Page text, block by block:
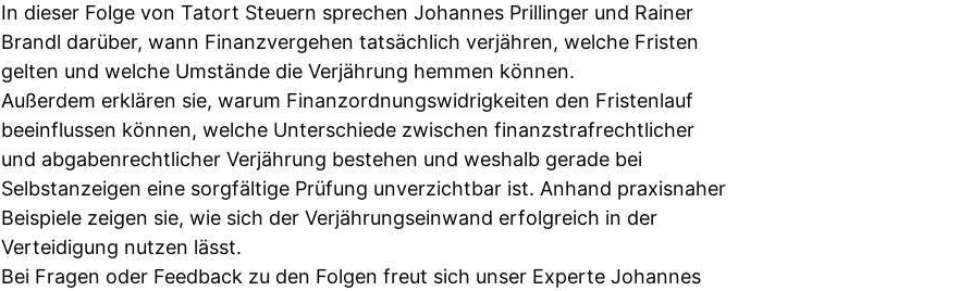
In dieser Folge von Tatort Steuern sprechen Johannes Prillinger und Rainer
Brandl darüber, wann Finanzvergehen tatsächlich verjähren, welche Fristen
gelten und welche Umstände die Verjährung hemmen können.
Außerdem erklären sie, warum Finanzordnungswidrigkeiten den Fristenlauf
beeinflussen können, welche Unterschiede zwischen finanzstrafrechtlicher
und abgabenrechtlicher Verjährung bestehen und weshalb gerade bei
Selbstanzeigen eine sorgfältige Prüfung unverzichtbar ist. Anhand praxisnaher
Beispiele zeigen sie, wie sich der Verjährungseinwand erfolgreich in der
Verteidigung nutzen lässt.
Bei Fragen oder Feedback zu den Folgen freut sich unser Experte Johannes